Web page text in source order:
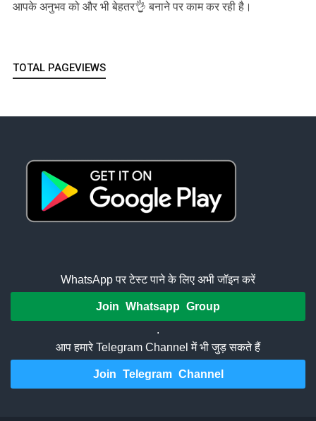
आपके अनुभव को और भी बेहतर👌 बनाने पर काम कर रही है।
TOTAL PAGEVIEWS
WhatsApp पर टेस्ट पाने के लिए अभी जॉइन करें
Join Whatsapp Group
.
आप हमारे Telegram Channel में भी जुड़ सकते हैं
Join Telegram Channel